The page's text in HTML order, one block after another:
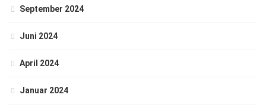
September 2024
Juni 2024
April 2024
Januar 2024